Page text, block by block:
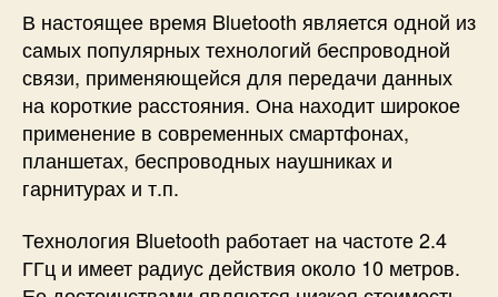
к
л
ю
ч
е
н
и
l
e
В настоящее время Bluetooth является одной из
самых популярных технологий беспроводной
связи, применяющейся для передачи данных
на короткие расстояния. Она находит широкое
применение в современных смартфонах,
планшетах, беспроводных наушниках и
гарнитурах и т.п.
Технология Bluetooth работает на частоте 2.4
ГГц и имеет радиус действия около 10 метров.